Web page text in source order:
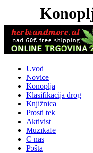
Uvod
Novice
Konoplja
Klasifikacija drog
Knjižnica
Prosti tek
Aktivist
Muzikafe
O nas
Pošta